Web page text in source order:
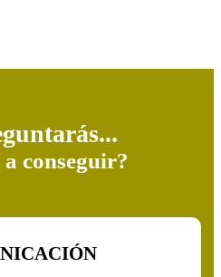
conseguir?